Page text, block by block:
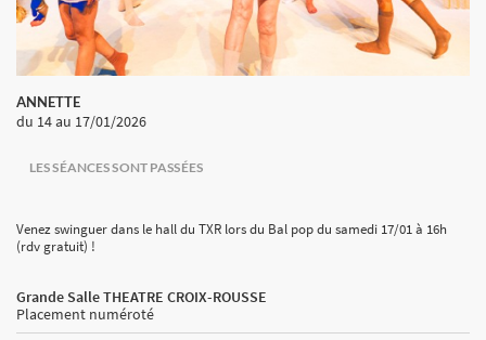
ANNETTE
du 14au 17/01/2026
LES SÉANCES SONT PASSÉES
Venez swinguer dans le hall du TXR lors du Bal pop du samedi 17/01 à 16h
(rdv gratuit) !
Grande Salle THEATRE CROIX-ROUSSE
Placement numéroté